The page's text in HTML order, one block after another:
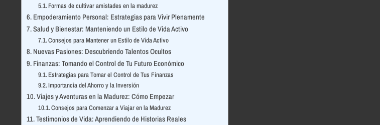
Formas de cultivar amistades en la madurez
Empoderamiento Personal: Estrategias para Vivir Plenamente
Salud y Bienestar: Manteniendo un Estilo de Vida Activo
Consejos para Mantener un Estilo de Vida Activo
Nuevas Pasiones: Descubriendo Talentos Ocultos
Finanzas: Tomando el Control de Tu Futuro Económico
Estrategias para Tomar el Control de Tus Finanzas
Importancia del Ahorro y la Inversión
Viajes y Aventuras en la Madurez: Cómo Empezar
Consejos para Comenzar a Viajar en la Madurez
Testimonios de Vida: Aprendiendo de Historias Reales